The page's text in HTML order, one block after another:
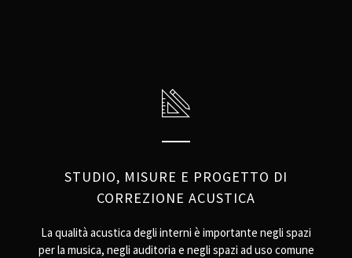
STUDIO, MISURE E PROGETTO DI
CORREZIONE ACUSTICA
La qualità acustica degli interni è importante negli spazi
per la musica, negli auditoria e negli spazi ad uso comune